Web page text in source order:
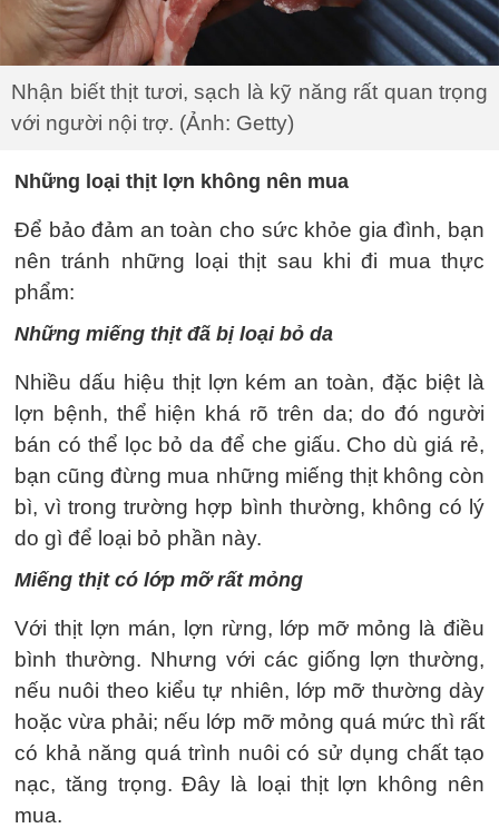
Nhận biết thịt tươi, sạch là kỹ năng rất quan trọng
với người nội trợ. (Ảnh: Getty)
Những loại thịt lợn không nên mua
Để bảo đảm an toàn cho sức khỏe gia đình, bạn
nên tránh những loại thịt sau khi đi mua thực
phẩm:
Những miếng thịt đã bị loại bỏ da
Nhiều dấu hiệu thịt lợn kém an toàn, đặc biệt là
lợn bệnh, thể hiện khá rõ trên da; do đó người
bán có thể lọc bỏ da để che giấu. Cho dù giá rẻ,
bạn cũng đừng mua những miếng thịt không còn
bì, vì trong trường hợp bình thường, không có lý
do gì để loại bỏ phần này.
Miếng thịt có lớp mỡ rất mỏng
Với thịt lợn mán, lợn rừng, lớp mỡ mỏng là điều
bình thường. Nhưng với các giống lợn thường,
nếu nuôi theo kiểu tự nhiên, lớp mỡ thường dày
hoặc vừa phải; nếu lớp mỡ mỏng quá mức thì rất
có khả năng quá trình nuôi có sử dụng chất tạo
nạc, tăng trọng. Đây là loại thịt lợn không nên
mua.